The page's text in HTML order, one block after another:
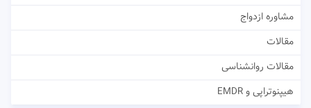
مشاوره ازدواج
مقالات
مقالات روانشناسی
هیپنوتراپی و EMDR